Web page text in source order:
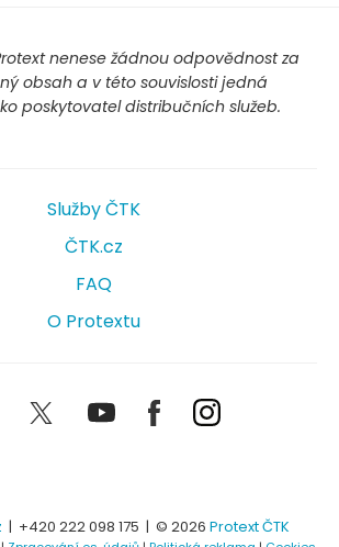
nenese žádnou odpovědnost za
obsah a v této souvislosti jedná
poskytovatel distribučních služeb.
Služby ČTK
ČTK.cz
FAQ
O Protextu
LinkedIn TwitterYoutubeFacebookInstagram
| +420 222 098 175 | © 2026 Protext ČTK